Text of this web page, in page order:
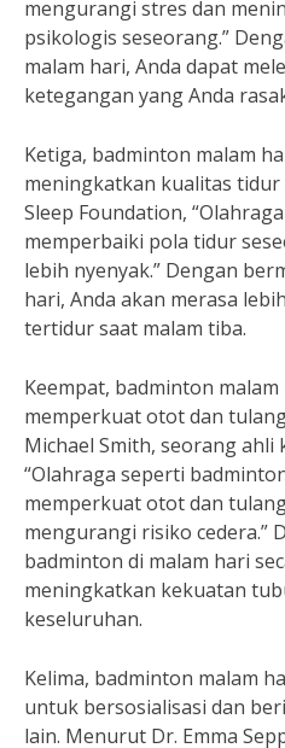
mengurangi stres dan
psikologis seseorang.”
malam hari, Anda dapat
ketegangan yang Anda
Ketiga, badminton malam
meningkatkan kualitas
Sleep Foundation,
memperbaiki pola tidur
lebih nyenyak.” Dengan
hari, Anda akan merasa
tertidur saat malam tiba.
Keempat, badminton
memperkuat otot dan
Michael Smith, seorang ahli
“Olahraga seperti
memperkuat otot dan
mengurangi risiko cedera.”
badminton di malam hari
meningkatkan kekuatan
keseluruhan.
Kelima, badminton malam
untuk bersosialisasi dan
lain. Menurut Dr. Emma